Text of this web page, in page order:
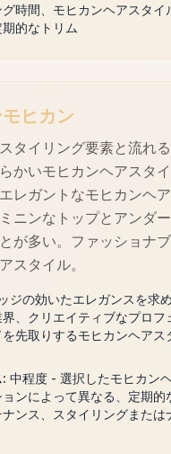
時間、モヒカンヘアスタイ
的なトリム
ヒカン
タイリング要素と流れ
かいモヒカンヘアスタ
レガントなモヒカンヘ
ニンなトップとアンダ
が多い。ファッショナ
スタイル。
ジの効いたエレガンスを求
界、クリエイティブなプロフ
先取りするモヒカンヘアス
: 中程度 - 選択したモヒカン
ンによって異なる、定期的
ンス、スタイリングまたは